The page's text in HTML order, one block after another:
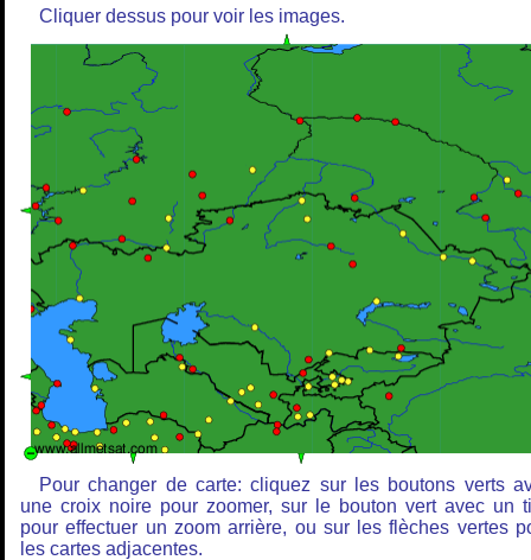
Cliquer dessus pour voir les images.
Pour changer de carte: cliquez sur les boutons verts
une croix noire pour zoomer, sur le bouton vert avec un
pour effectuer un zoom arrière, ou sur les flèches vertes
les cartes adjacentes.